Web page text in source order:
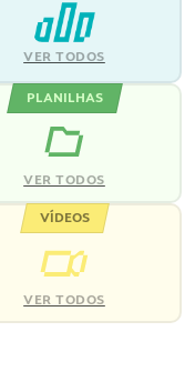
VER TODOS
PLANILHAS
VER TODOS
VÍDEOS
VER TODOS